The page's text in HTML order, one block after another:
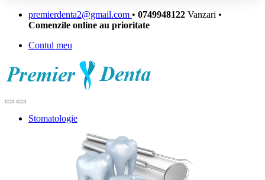
Skip
Skip
premierdenta2@gmail.com • 0749948122 Vanzari •
Comenzile online au prioritate
Contul meu
OpenClose
Stomatologie